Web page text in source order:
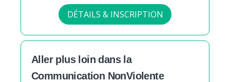
DÉTAILS & INSCRIPTION
Aller plus loin dans la
Communication NonViolente